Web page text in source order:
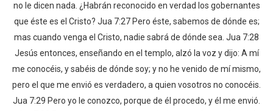
no le dicen nada. ¿Habrán reconocido en verdad los gobernantes
que éste es el Cristo? Jua 7:27 Pero éste, sabemos de dónde es;
mas cuando venga el Cristo, nadie sabrá de dónde sea. Jua 7:28
Jesús entonces, enseñando en el templo, alzó la voz y dijo: A mí
me conocéis, y sabéis de dónde soy; y no he venido de mí mismo,
pero el que me envió es verdadero, a quien vosotros no conocéis.
Jua 7:29 Pero yo le conozco, porque de él procedo, y él me envió.